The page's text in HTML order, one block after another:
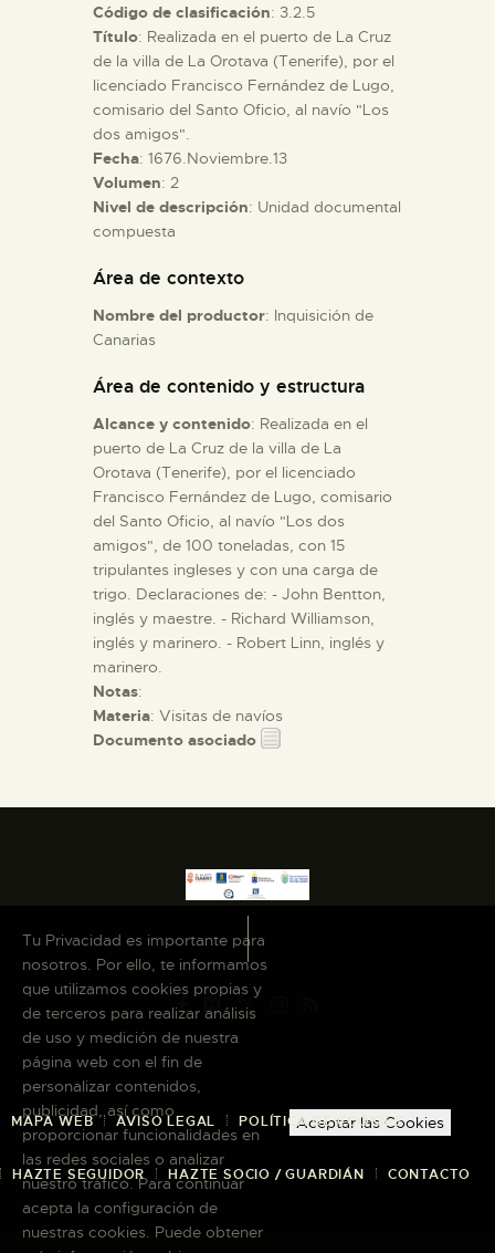
█
EL MUSEO
COLECCIONES
ESPAÑOL
Código de clasificación: 3.2.5
Título: Realizada en el puerto de La Cruz
de la villa de La Orotava (Tenerife), por el
licenciado Francisco Fernández de Lugo,
comisario del Santo Oficio, al navío "Los
dos amigos".
Fecha: 1676.Noviembre.13
Volumen: 2
Nivel de descripción: Unidad documental
compuesta
Área de contexto
Nombre del productor: Inquisición de
Canarias
Área de contenido y estructura
Alcance y contenido: Realizada en el
puerto de La Cruz de la villa de La
Orotava (Tenerife), por el licenciado
Francisco Fernández de Lugo, comisario
del Santo Oficio, al navío "Los dos
amigos", de 100 toneladas, con 15
tripulantes ingleses y con una carga de
trigo. Declaraciones de: - John Bentton,
inglés y maestre. - Richard Williamson,
inglés y marinero. - Robert Linn, inglés y
marinero.
Notas:
Materia: Visitas de navíos
Documento asociado
MAPA WEB AVISO LEGAL POLÍTICA DE COOKIES
HAZTE SEGUIDOR HAZTE SOCIO / GUARDIÁN CONTACTO
Tu Privacidad es importante para
nosotros. Por ello, te informamos
que utilizamos cookies propias y
de terceros para realizar análisis
de uso y medición de nuestra
página web con el fin de
personalizar contenidos,
publicidad, así como
proporcionar funcionalidades en
las redes sociales o analizar
nuestro tráfico. Para continuar
acepta la configuración de
nuestras cookies. Puede obtener
Aceptar las Cookies